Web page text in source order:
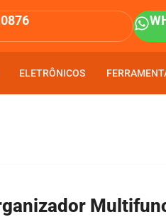
ELETRÔNICOS
ELETRÔNICOS